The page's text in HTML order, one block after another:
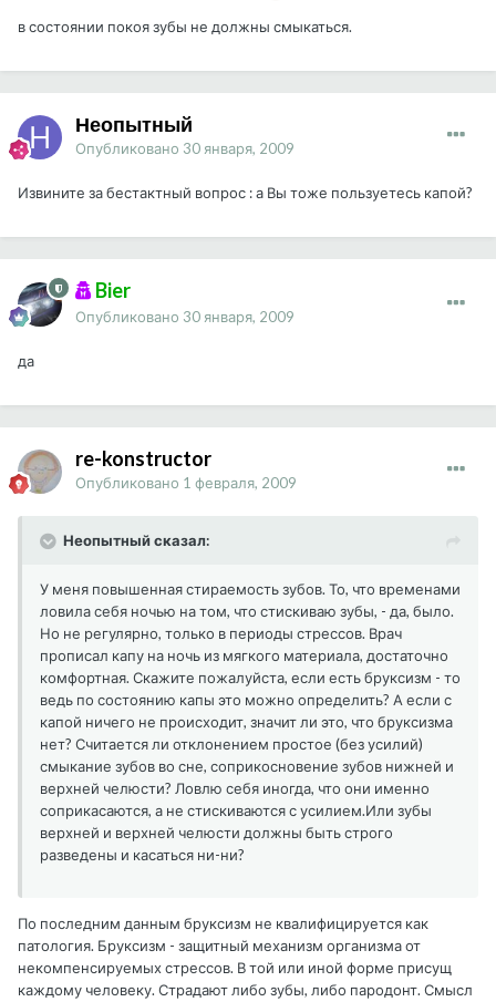
в состоянии покоя зубы не должны смыкаться.
Неопытный
Опубликовано 30 января, 2009
Извините за бестактный вопрос : а Вы тоже пользуетесь капой?
Bier
Опубликовано 30 января, 2009
да
re-konstructor
Опубликовано 1 февраля, 2009
Неопытный сказал:
У меня повышенная стираемость зубов. То, что временами
ловила себя ночью на том, что стискиваю зубы, - да, было.
Но не регулярно, только в периоды стрессов. Врач
прописал капу на ночь из мягкого материала, достаточно
комфортная. Скажите пожалуйста, если есть бруксизм - то
ведь по состоянию капы это можно определить? А если с
капой ничего не происходит, значит ли это, что бруксизма
нет? Считается ли отклонением простое (без усилий)
смыкание зубов во сне, соприкосновение зубов нижней и
верхней челюсти? Ловлю себя иногда, что они именно
соприкасаются, а не стискиваются с усилием.Или зубы
верхней и верхней челюсти должны быть строго
разведены и касаться ни-ни?
По последним данным бруксизм не квалифицируется как
патология. Бруксизм - защитный механизм организма от
некомпенсируемых стрессов. В той или иной форме присущ
каждому человеку. Страдают либо зубы, либо пародонт. Смысл